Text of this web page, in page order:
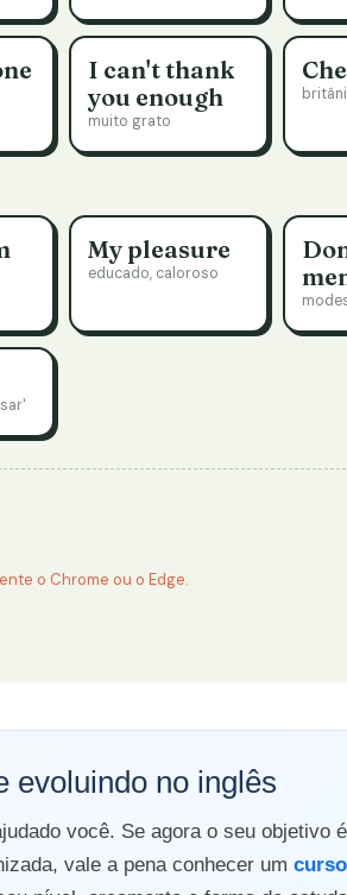
I can't thank
you enough
muito grato
My pleasure
educado, caloroso
o Chrome ou o Edge.
evoluindo no inglês
você. Se agora o seu objetivo
vale a pena conhecer um